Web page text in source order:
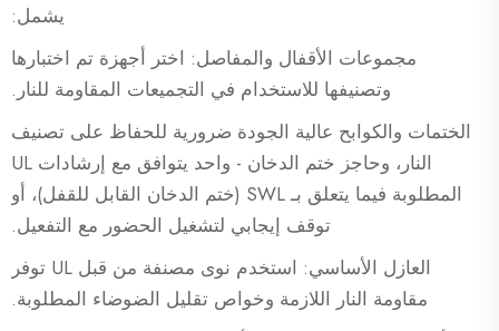
يشمل:
مجموعات الأقفال والمفاصل: اختر أجهزة تم اختبارها
وتصنيفها للاستخدام في التجميعات المقاومة للنار.
الختمات والكوابح عالية الجودة ضرورية للحفاظ على تصنيف
النار، وحاجز ختم الدخان - واحد يتوافق مع إرشادات UL
المطلوبة فيما يتعلق بـ SWL (ختم الدخان القابل للقفل)، أو
توقف إيجابي لتشغيل الحضور مع التفعيل.
العازل الأساسي: استخدم نوى مصنفة من قبل UL توفر
مقاومة النار اللازمة وخواص تقليل الضوضاء المطلوبة.